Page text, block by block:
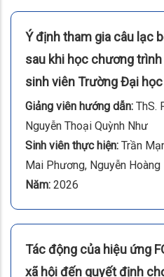
Ý định tham gia câu lạc
sau khi học chương
sinh viên Trường Đại
Giảng viên hướng dẫn: ThS.
Nguyễn Thoại Quỳnh Như
Sinh viên thực hiện: Trần
Mai Phương, Nguyễn
Năm: 2026
Tác động của hiệu ứng
xã hội đến quyết định